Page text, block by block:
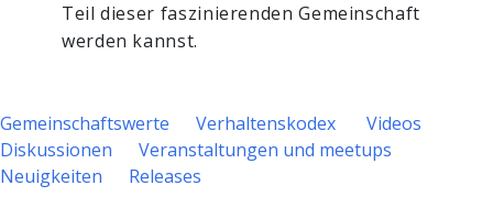
Teil dieser faszinierenden Gemeinschaft
werden kannst.
Gemeinschaftswerte Verhaltenskodex
Videos
Diskussionen
Veranstaltungen und meetups
Neuigkeiten
Releases